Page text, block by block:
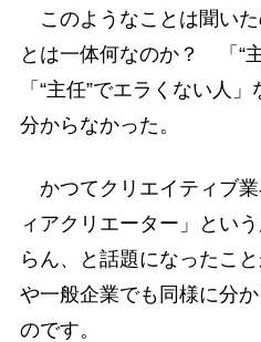
このようなことは聞いた
とは一体何なのか？ 「“
「“主任”でエラくない人
分からなかった。
かつてクリエイティブ
ィアクリエーター」とい
らん、と話題になったこ
や一般企業でも同様に分
のです。